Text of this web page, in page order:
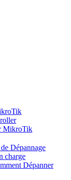
MikroTik
Dépannage
charge
Dépanner